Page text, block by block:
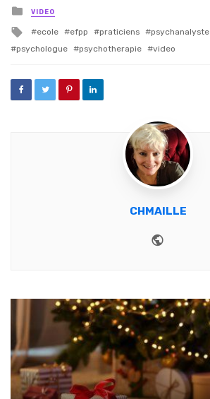
Posted in
VIDEO
Tagged with
ecole efpp praticiens psychanalyste
psychologue
psychotherapie video
CHMAILLE